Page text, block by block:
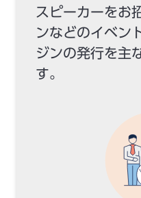
スピーカーをお
ンなどのイベン
ジンの発行を主
す。